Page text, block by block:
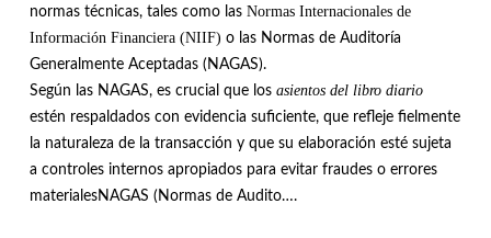
normas técnicas, tales como las Normas Internacionales de
Información Financiera (NIIF) o las Normas de Auditoría
Generalmente Aceptadas (NAGAS).
Según las NAGAS, es crucial que los asientos del libro diario
estén respaldados con evidencia suficiente, que refleje fielmente
la naturaleza de la transacción y que su elaboración esté sujeta
a controles internos apropiados para evitar fraudes o errores
materialesNAGAS (Normas de Audito….